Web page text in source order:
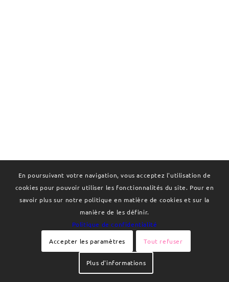
En poursuivant votre navigation, vous acceptez l'utilisation de
cookies pour pouvoir utiliser les fonctionnalités du site. Pour en
savoir plus sur notre politique en matière de cookies et sur la
manière de les définir.
Politique de confidentialité
Accepter les paramètres Tout refuser
Plus d'informations